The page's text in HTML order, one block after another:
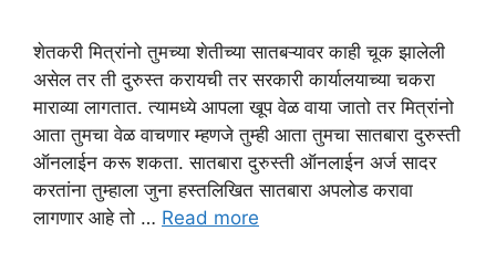
शेतकरी मित्रांनो तुमच्या शेतीच्या सातबऱ्यावर काही चूक झालेली
असेल तर ती दुरुस्त करायची तर सरकारी कार्यालयाच्या चकरा
माराव्या लागतात. त्यामध्ये आपला खूप वेळ वाया जातो तर मित्रांनो
आता तुमचा वेळ वाचणार म्हणजे तुम्ही आता तुमचा सातबारा दुरुस्ती
ऑनलाईन करू शकता. सातबारा दुरुस्ती ऑनलाईन अर्ज सादर
करतांना तुम्हाला जुना हस्तलिखित सातबारा अपलोड करावा
लागणार आहे तो … Read more